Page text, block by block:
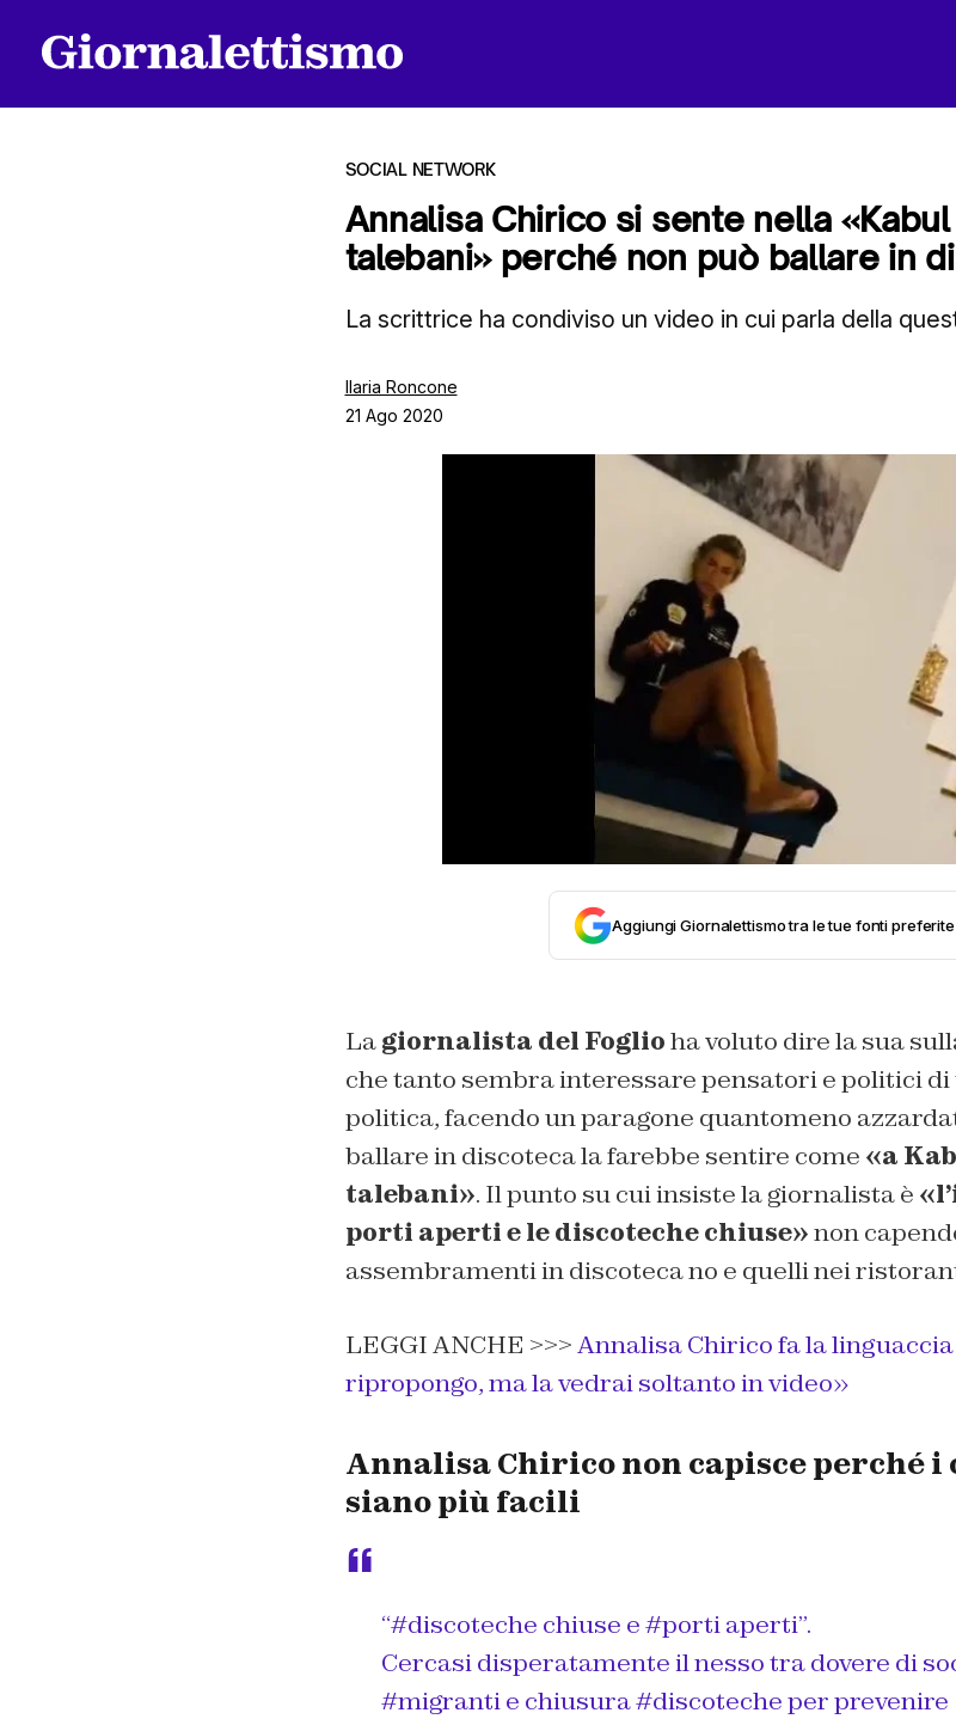
SOCIAL NETWORK
Annalisa Chirico si sente nella
talebani» perché non può ballare in
La scrittrice ha condiviso un video in cui parla della
Ilaria Roncone
21 Ago 2020
Aggiungi Giornalettismo tra le tue fonti
Lagiornalista del Foglioha voluto dire la sua
che tanto sembra interessare pensatori e politici
politica, facendo un paragone quantomeno
ballare in discoteca la farebbe sentire come «a
talebani». Il punto su cui insiste la giornalista è
porti aperti e le discoteche chiuse»non
assembramenti in discoteca no e quelli nei
LEGGI ANCHE >>>Annalisa Chirico fa la linguaccia
ripropongo, ma la vedrai soltanto in video»
Annalisa Chirico non capisce perché i
siano più facili
“#discoteche chiuse e#portiaperti”.
Cercasi disperatamente il nesso tra dovere di
#migrantie chiusura#discotecheper prevenire